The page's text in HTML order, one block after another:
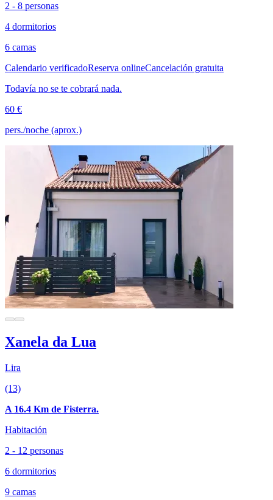
2 - 8 personas
4 dormitorios
6 camas
Calendario verificadoReserva onlineCancelación gratuita
Todavía no se te cobrará nada.
60 €
pers./noche (aprox.)
Xanela da Lua
Lira
(13)
A 16.4 Km de Fisterra.
Habitación
2 - 12 personas
6 dormitorios
9 camas